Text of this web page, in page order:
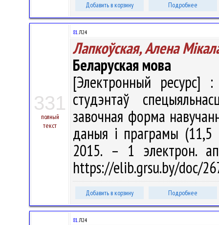
Добавить в корзину Подробнее
331
полный
текст
81.Л24
Лапкоўская, Алена
Беларуская мова
[Электронный ресурс] :
студэнтаў
завочная форма
даныя і праграмы
2015. – 1 электрон.
https://elib.grsu.by/doc/
Добавить в корзину Подробнее
81.Л24